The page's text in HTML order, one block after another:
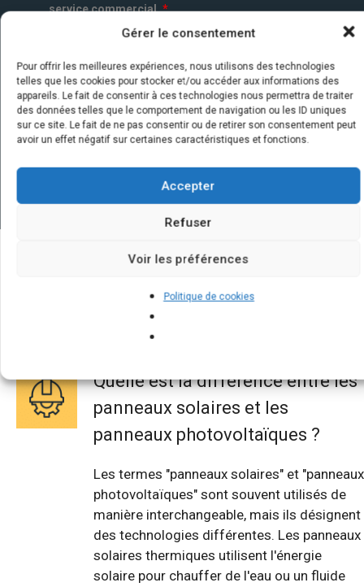
Gérer le consentement
Pour offrir les meilleures expériences, nous utilisons des technologies
telles que les cookies pour stocker et/ou accéder aux informations des
appareils. Le fait de consentir à ces technologies nous permettra de traiter
des données telles que le comportement de navigation ou les ID uniques
sur ce site. Le fait de ne pas consentir ou de retirer son consentement peut
avoir un effet négatif sur certaines caractéristiques et fonctions.
Accepter
Refuser
Voir les préférences
Politique de cookies
service commercial.*
Quelques infos sur nos centrales
solaires : questions et réponses
Quelle est la différence entre les
panneaux solaires et les
panneaux photovoltaïques ?
Les termes "panneaux solaires" et "panneaux
photovoltaïques" sont souvent utilisés de
manière interchangeable, mais ils désignent
des technologies différentes. Les panneaux
solaires thermiques utilisent l'énergie
solaire pour chauffer de l'eau ou un fluide